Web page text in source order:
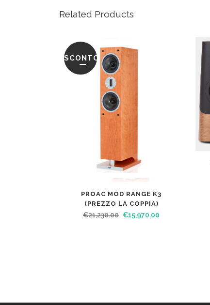
Related Products
SCONTO
PROAC MOD RANGE K3
(PREZZO LA COPPIA)
€21,230.00 €15,970.00